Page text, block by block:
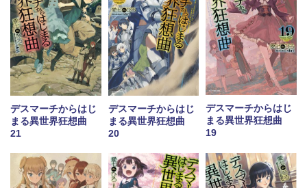
デスマーチからはじ
まる異世界狂想曲
21
デスマーチからはじ
まる異世界狂想曲
20
デスマーチからはじ
まる異世界狂想曲
19